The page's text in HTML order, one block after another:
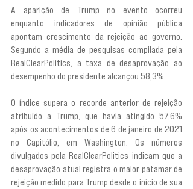
A aparição de Trump no evento ocorreu
enquanto indicadores de opinião pública
apontam crescimento da rejeição ao governo.
Segundo a média de pesquisas compilada pela
RealClearPolitics, a taxa de desaprovação ao
desempenho do presidente alcançou 58,3%.
O índice supera o recorde anterior de rejeição
atribuído a Trump, que havia atingido 57,6%
após os acontecimentos de 6 de janeiro de 2021
no Capitólio, em Washington. Os números
divulgados pela RealClearPolitics indicam que a
desaprovação atual registra o maior patamar de
rejeição medido para Trump desde o início de sua